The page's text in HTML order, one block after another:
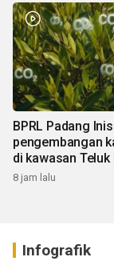
BPRL Padang
pengembangan
di kawasan Teluk
8 jam lalu
Infografik